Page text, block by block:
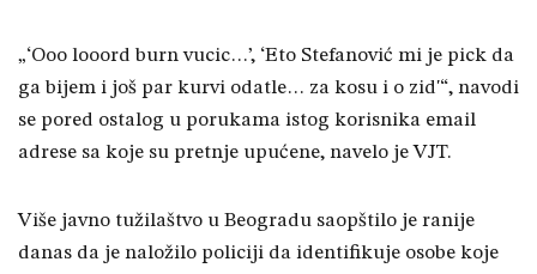
„‘Ooo looord burn vucic…’, ‘Eto Stefanović mi je pick da
ga bijem i još par kurvi odatle… za kosu i o zid'“, navodi
se pored ostalog u porukama istog korisnika email
adrese sa koje su pretnje upućene, navelo je VJT.
Više javno tužilaštvo u Beogradu saopštilo je ranije
danas da je naložilo policiji da identifikuje osobe koje